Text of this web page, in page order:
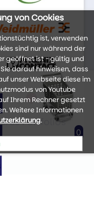
Portfolios
von Cookies
ist, verwenden
sind nur während der
geöffnet ist - gültig und
darauf hinweisen, dass
unser Webseite diese im
von Youtube
Ihrem Rechner gesetzt
Weitere Informationen
.
0